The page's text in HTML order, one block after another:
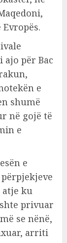
ajo për Bac
e
shumë
në gojë të
e
e
atje ku
privuar
se nënë,
arriti